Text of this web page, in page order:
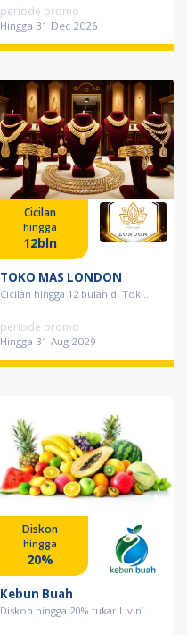
periode promo
Hingga 31 Dec 2026
Cicilan
hingga
12bln
TOKO MAS LONDON
Cicilan hingga 12 bulan di Tok...
periode promo
Hingga 31 Aug 2029
Diskon
hingga
20%
Kebun Buah
Diskon hingga 20% tukar Livin’...